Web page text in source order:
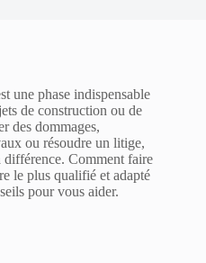
une phase indispensable
de construction ou de
des dommages,
ou résoudre un litige,
différence. Comment faire
le plus qualifié et adapté
pour vous aider.